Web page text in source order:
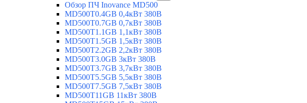
Обзор ПЧ Inovance MD500
MD500T0.4GB 0,4кВт 380В
MD500T0.7GB 0,7кВт 380В
MD500T1.1GB 1,1кВт 380В
MD500T1.5GB 1,5кВт 380В
MD500T2.2GB 2,2кВт 380В
MD500T3.0GB 3кВт 380В
MD500T3.7GB 3,7кВт 380В
MD500T5.5GB 5,5кВт 380В
MD500T7.5GB 7,5кВт 380В
MD500T11GB 11кВт 380В